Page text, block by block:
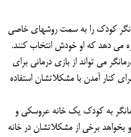
کودک را به سمت روشهای خاصی
می دهد که او خودش انتخاب کنند.
می تواند از بازی درمانی برای
کنار آمدن با مشکلاتشان استفاده
به کودک یک خانه عروسکی و
بخواهد برخی از مشکلاتشان در خانه